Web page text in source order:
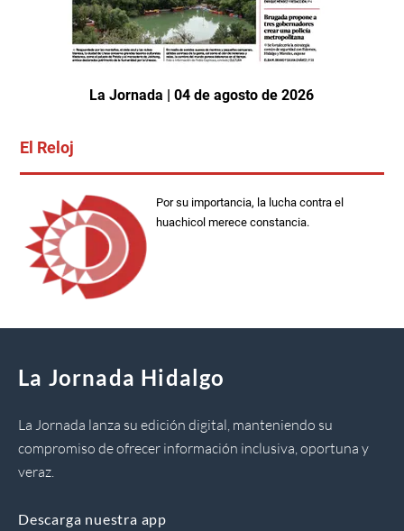
La Jornada | 04 de agosto de 2026
El Reloj
Por su importancia, la lucha contra el
huachicol merece constancia.
La Jornada Hidalgo
La Jornada lanza su edición digital, manteniendo su
compromiso de ofrecer información inclusiva, oportuna y
veraz.
Descarga nuestra app